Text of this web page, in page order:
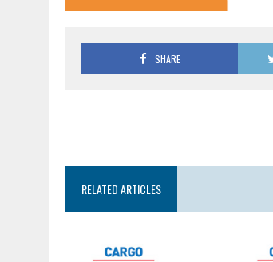
SHARE
RELATED ARTICLES